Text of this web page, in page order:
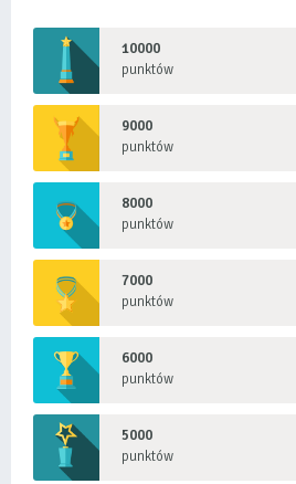
10000
punktów
9000
punktów
8000
punktów
7000
punktów
6000
punktów
5000
punktów